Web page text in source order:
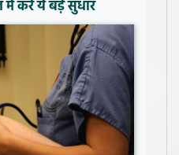
में करें ये बड़े सुधार